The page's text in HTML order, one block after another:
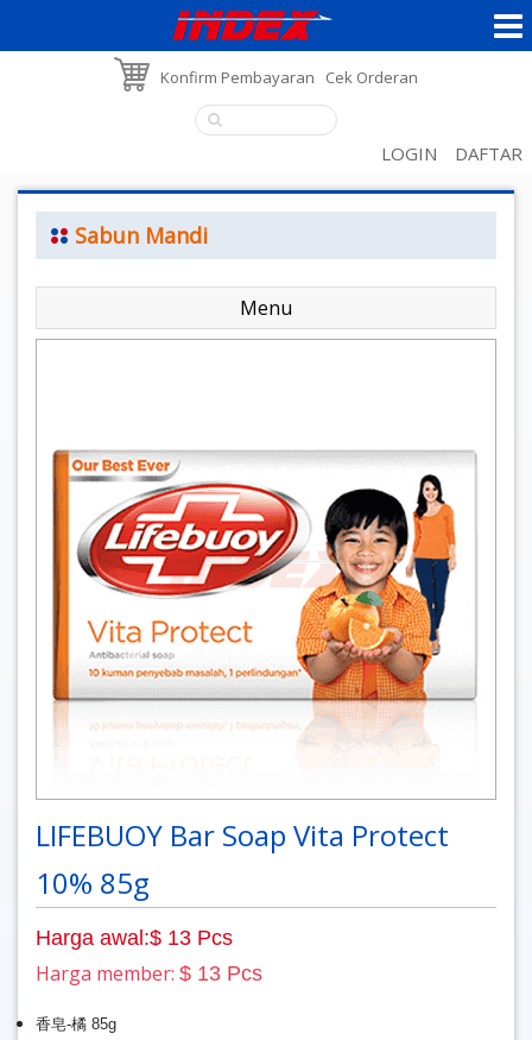
Konfirm Pembayaran Cek Orderan
LOGIN DAFTAR
Sabun Mandi
Menu
LIFEBUOY Bar Soap Vita Protect
10% 85g
Harga awal:$ 13 Pcs
Harga member: $ 13 Pcs
香皂-橘 85g